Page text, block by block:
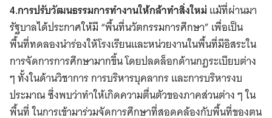
4.การปรับวัฒนธรรมการทำงานให้กล้าทำสิ่งใหม่ แม้ที่ผ่านมา
รัฐบาลได้ประกาศให้มี “พื้นที่นวัตกรรมการศึกษา” เพื่อเป็น
พื้นที่ทดลองนำร่องให้โรงเรียนและหน่วยงานในพื้นที่มีอิสระใน
การจัดการการศึกษามากขึ้น โดยปลดล็อกด้านกฎระเบียบต่าง
ๆ ทั้งในด้านวิชาการ การบริหารบุคลากร และการบริหารงบ
ประมาณ ซึ่งพบว่าทำให้เกิดความตื่นตัวของภาคส่วนต่าง ๆ ใน
พื้นที่ ในการเข้ามาร่วมจัดการศึกษาที่สอดคล้องกับพื้นที่ของตน